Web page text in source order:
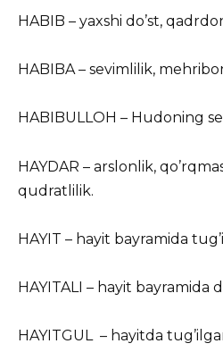
HABIB – yaxshi do’st,
HABIBA – sevimlilik,
HABIBULLOH – Hudoning
HAYDAR – arslonlik,
qudratlilik.
HAYIT – hayit bayramida
HAYITALI – hayit bayramida
HAYITGUL – hayitda